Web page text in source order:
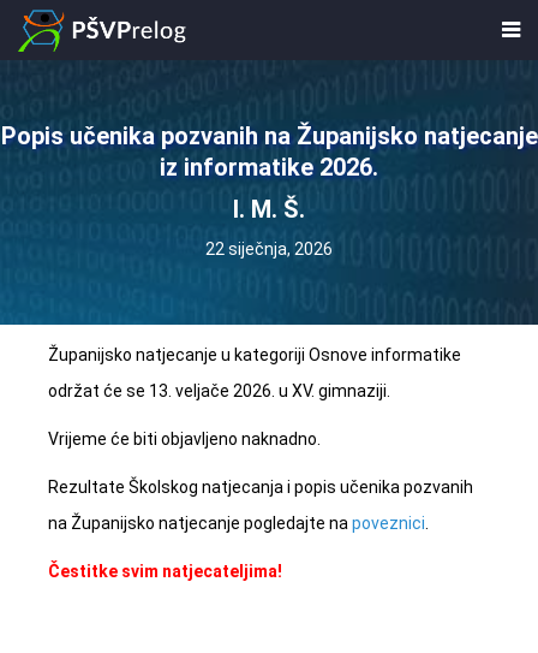
Popis učenika pozvanih na Županijsko natjecanje
iz informatike 2026.
I. M. Š.
22 siječnja, 2026
Županijsko natjecanje u kategoriji Osnove informatike
održat će se 13. veljače 2026. u XV. gimnaziji
Vrijeme će biti objavljeno naknadno.
Rezultate Školskog natjecanja i popis učenika pozvanih
na Županijsko natjecanje pogledajte na poveznici
Čestitke svim natjecateljima!